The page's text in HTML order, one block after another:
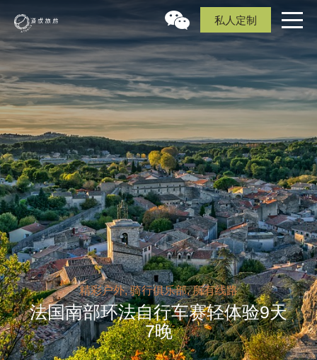
私人定制
精彩户外, 骑行俱乐部, 所有线路
法国南部环法自行车赛轻体验9天
7晚